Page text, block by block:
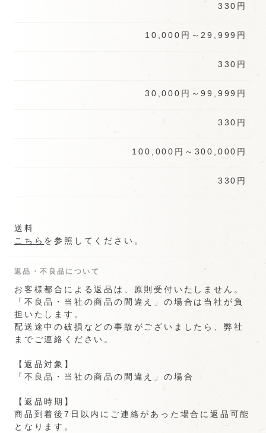
揚ぱすた
手提げ袋・
330円
10,000円～29,999円
330円
30,000円～99,999円
330円
100,000円～300,000円
330円
送料
こちら を参照してください。
返品・不良品について
お客様都合による返品は、原則受付いたしません。
「不良品・当社の商品の間違え」の場合は当社が負
担いたします。
配送途中の破損などの事故がございましたら、弊社
までご連絡ください。
【返品対象】
「不良品・当社の商品の間違え」の場合
【返品時期】
商品到着後7日以内にご連絡があった場合に返品可能
となります。